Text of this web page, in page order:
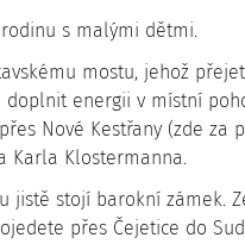
s malými dětmi.
mostu, jehož
energii v místní
Nové Kestřany (zde
Karla Klostermanna.
stojí barokní zámek.
přes Čejetice do